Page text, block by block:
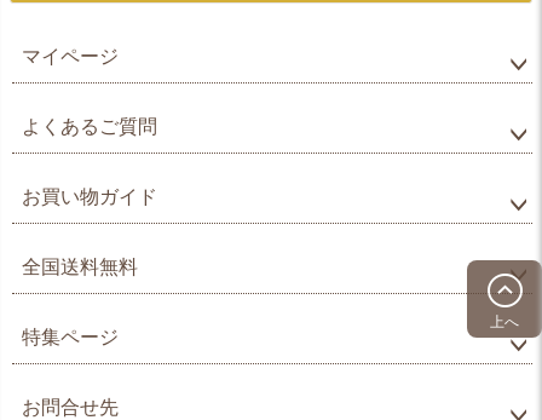
上へ
マイページ
よくあるご質問
お買い物ガイド
全国送料無料
特集ページ
お問合せ先